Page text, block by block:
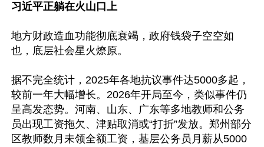
习近平正躺在火山口上
地方财政造血功能彻底衰竭，政府钱袋子空空如
也，底层社会星火燎原。
据不完全统计，2025年各地抗议事件达5000多起，
较前一年大幅增长。2026年开局至今，类似事件仍
呈高发态势。河南、山东、广东等多地教师和公务
员出现工资拖欠、津贴取消或“打折”发放。郑州部分
区教师数月未领全额工资，基层公务员月薪从5000